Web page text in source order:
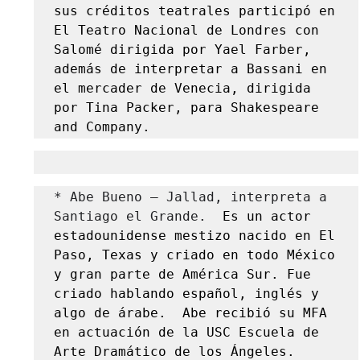
sus créditos teatrales participó en
El Teatro Nacional de Londres con
Salomé dirigida por Yael Farber,
además de interpretar a Bassani en
el mercader de Venecia, dirigida
por Tina Packer, para Shakespeare
and Company.
* Abe Bueno – Jallad, interpreta a
Santiago el Grande.
Es un actor
estadounidense mestizo nacido en El
Paso, Texas y criado en todo México
y gran parte de América Sur. Fue
criado hablando español, inglés y
algo de árabe.  Abe recibió su MFA
en actuación de la USC Escuela de
Arte Dramático de los Ángeles.